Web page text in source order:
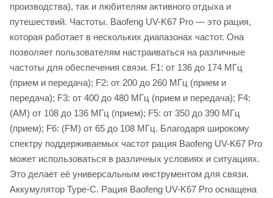
производства), так и любителям активного отдыха и
путешествий. Частоты. Baofeng UV-K67 Pro — это рация,
которая работает в нескольких диапазонах частот. Она
позволяет пользователям настраиваться на различные
частоты для обеспечения связи. F1: от 136 до 174 МГц
(прием и передача); F2: от 200 до 260 МГц (прием и
передача); F3: от 400 до 480 МГц (прием и передача); F4:
(AM) от 108 до 136 МГц (прием); F5: от 350 до 390 МГц
(прием); F6: (FM) от 65 до 108 МГц. Благодаря широкому
спектру поддерживаемых частот рация Baofeng UV-K67 Pro
может использоваться в различных условиях и ситуациях.
Это делает её универсальным инструментом для связи.
Аккумулятор Type-C. Рация Baofeng UV-K67 Pro оснащена